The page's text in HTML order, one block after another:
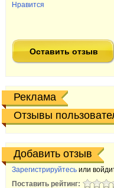
Нравится
Оставить отзыв
Реклама
Отзывы
Добавить отзыв
Зарегистрируйтесь или
Поставить рейтинг: